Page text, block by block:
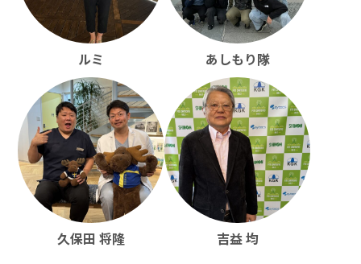
ルミ あしもり隊
久保田 将隆 吉益 均